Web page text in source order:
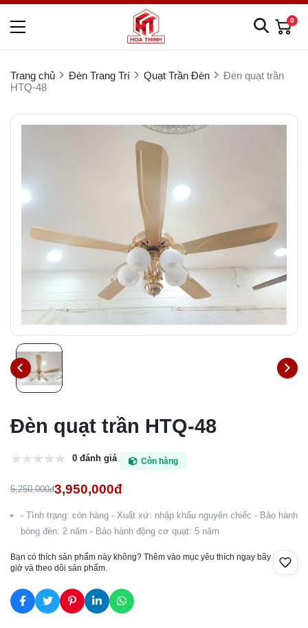
0
Trang chủ Đèn Trang Trí Quạt Trần Đèn
Đèn quạt trần
HTQ-48
Đèn quạt trần HTQ-48
0 đánh giá Còn hàng
5,250,000đ3,950,000đ
- Tình trạng: còn hàng - Xuất xứ: nhập khẩu nguyên chiếc - Bảo hành
bóng đèn: 2 năm - Bảo hành động cơ quạt: 5 năm
Bạn có thích sản phẩm này không? Thêm vào mục yêu thích ngay bây
giờ và theo dõi sản phẩm.